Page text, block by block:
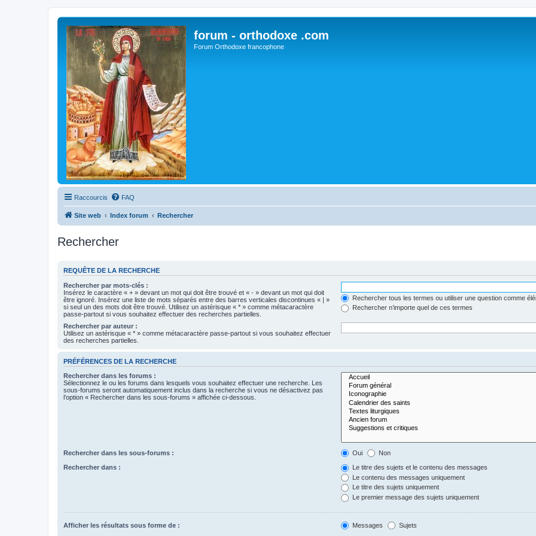
forum - orthodoxe .com
Forum Orthodoxe francophone
Raccourcis FAQ
Site web Index forum Rechercher
Rechercher
REQUÊTE DE LA RECHERCHE
Rechercher par mots-clés :
Insérez le caractère « + » devant un mot qui doit être trouvé et « - » devant un mot qui doit
être ignoré. Insérez une liste de mots séparés entre des barres verticales discontinues « | »
si seul un des mots doit être trouvé. Utilisez un astérisque « * » comme métacaractère
passe-partout si vous souhaitez effectuer des recherches partielles.
Rechercher tous les termes ou utiliser une question comme
Rechercher n’importe quel de ces termes
Rechercher par auteur :
Utilisez un astérisque « * » comme métacaractère passe-partout si vous souhaitez effectuer
des recherches partielles.
PRÉFÉRENCES DE LA RECHERCHE
Rechercher dans les forums :
Sélectionnez le ou les forums dans lesquels vous souhaitez effectuer une recherche. Les
sous-forums seront automatiquement inclus dans la recherche si vous ne désactivez pas
l’option « Rechercher dans les sous-forums » affichée ci-dessous.
Rechercher dans les sous-forums : Oui Non
Rechercher dans :
Le titre des sujets et le contenu des messages
Le contenu des messages uniquement
Le titre des sujets uniquement
Le premier message des sujets uniquement
Afficher les résultats sous forme de : Messages Sujets